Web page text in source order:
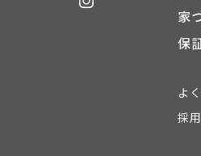
家
保
よ
採